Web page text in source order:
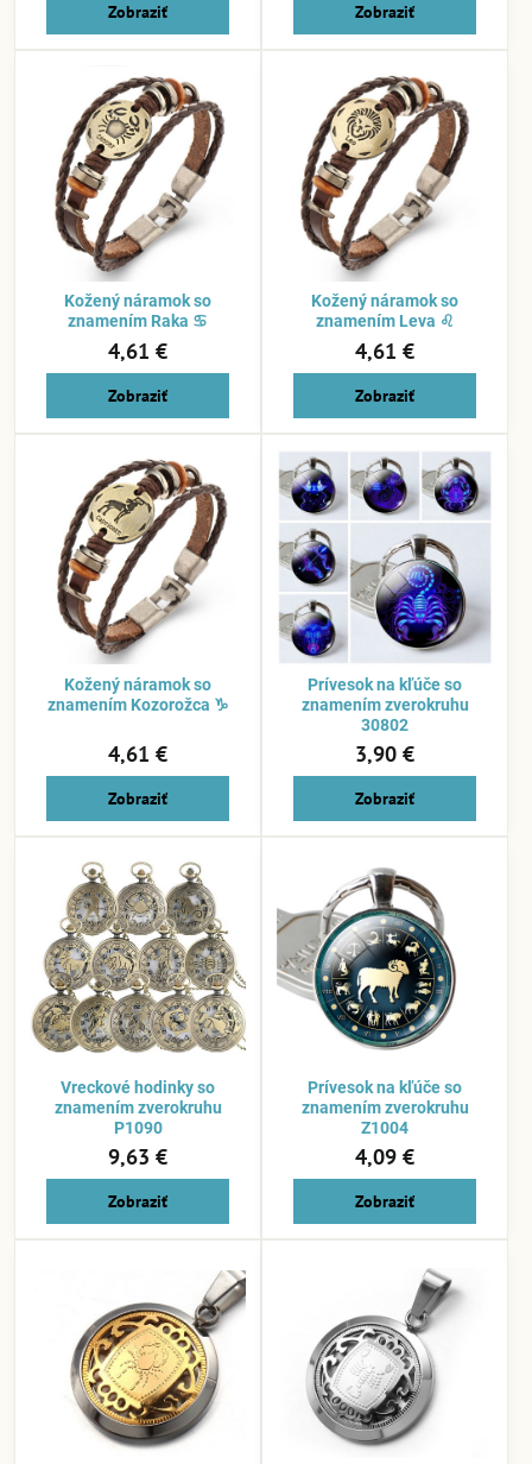
Zobraziť Zobraziť
Kožený náramok so
znamením Raka ♋
4,61 €
Zobraziť
Kožený náramok so
znamením Leva ♌
4,61 €
Zobraziť
Kožený náramok so
znamením Kozorožca ♑
4,61 €
Zobraziť
Prívesok na kľúče so
znamením zverokruhu
30802
3,90 €
Zobraziť
Vreckové hodinky so
znamením zverokruhu
P1090
9,63 €
Zobraziť
Prívesok na kľúče so
znamením zverokruhu
Z1004
4,09 €
Zobraziť